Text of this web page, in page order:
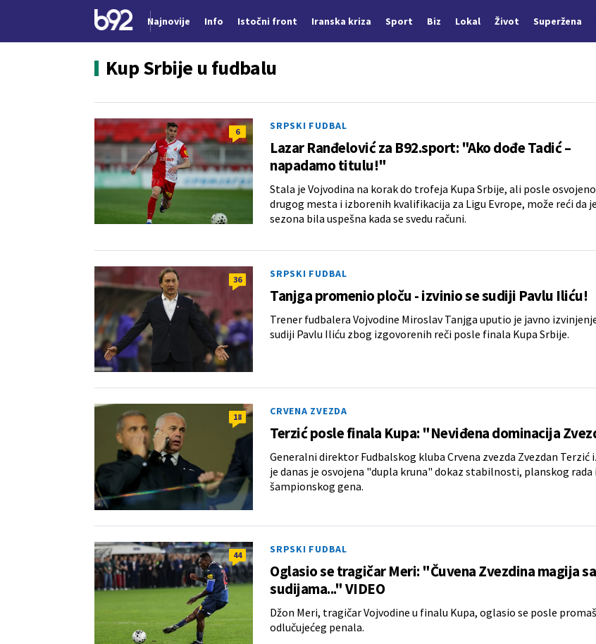
Najnovije Info Istočni front Iranska kriza Sport Biz Lokal Život Superžena
Kup Srbije u fudbalu
6 SRPSKI FUDBAL
Lazar Ranđelović za B92.sport: "Ako dođe Tadić –
napadamo titulu!"
Stala je Vojvodina na korak do trofeja Kupa Srbije, ali posle
drugog mesta i izborenih kvalifikacija za Ligu Evrope, može reći da je
sezona bila uspešna kada se svedu računi.
36 SRPSKI FUDBAL
Tanjga promenio ploču - izvinio se sudiji Pavlu Iliću!
Trener fudbalera Vojvodine Miroslav Tanjga uputio je javno
sudiji Pavlu Iliću zbog izgovorenih reči posle finala Kupa Srbije.
18 CRVENA ZVEZDA
Terzić posle finala Kupa: "Neviđena dominacija
Generalni direktor Fudbalskog kluba Crvena zvezda Zvezdan Terzić
je danas je osvojena "dupla kruna" dokaz stabilnosti, planskog rada
šampionskog gena.
44 SRPSKI FUDBAL
Oglasio se tragičar Meri: "Čuvena Zvezdina magija sa
sudijama..." VIDEO
Džon Meri, tragičar Vojvodine u finalu Kupa, oglasio se posle
odlučujećeg penala.